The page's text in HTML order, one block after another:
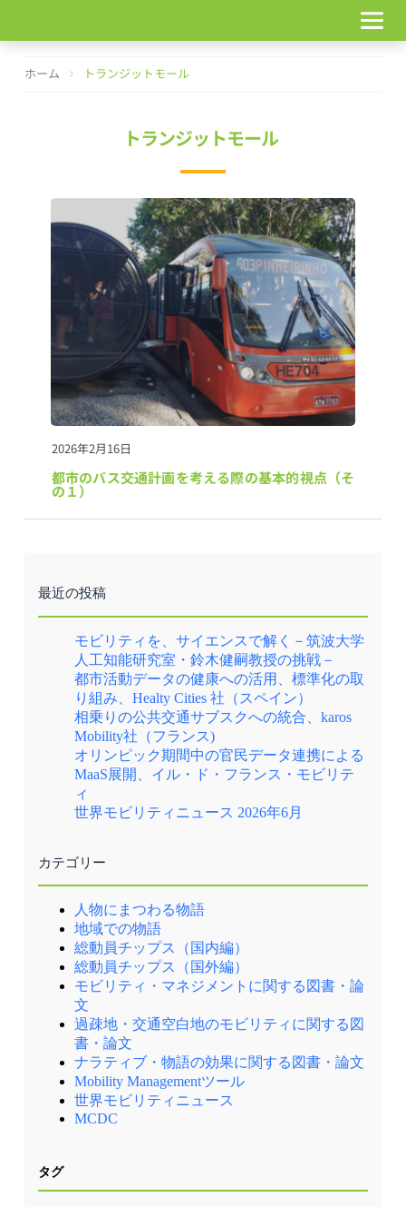
テ
ホーム トランジットモール
トランジットモール
2026年2月16日
都市のバス交通計画を考える際の基本的視点（そ
の１）
最近の投稿
モビリティを、サイエンスで解く－筑波大学
人工知能研究室・鈴木健嗣教授の挑戦－
都市活動データの健康への活用、標準化の取
り組み、Healty Cities 社（スペイン）
相乗りの公共交通サブスクへの統合、karos
Mobility社（フランス)
オリンピック期間中の官民データ連携による
MaaS展開、イル・ド・フランス・モビリテ
ィ
世界モビリティニュース 2026年6月
カテゴリー
人物にまつわる物語
地域での物語
総動員チップス（国内編）
総動員チップス（国外編）
モビリティ・マネジメントに関する図書・論
文
過疎地・交通空白地のモビリティに関する図
書・論文
ナラティブ・物語の効果に関する図書・論文
Mobility Managementツール
世界モビリティニュース
MCDC
タグ